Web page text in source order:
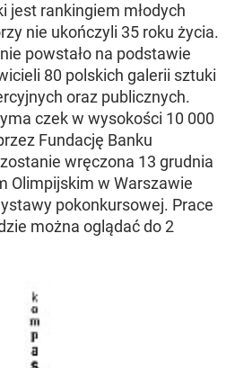
jest rankingiem młodych
nie ukończyli 35 roku życia.
powstało na podstawie
80 polskich galerii sztuki
oraz publicznych.
czek w wysokości 10 000
Fundację Banku
wręczona 13 grudnia
Olimpijskim w Warszawie
pokonkursowej. Prace
można oglądać do 2